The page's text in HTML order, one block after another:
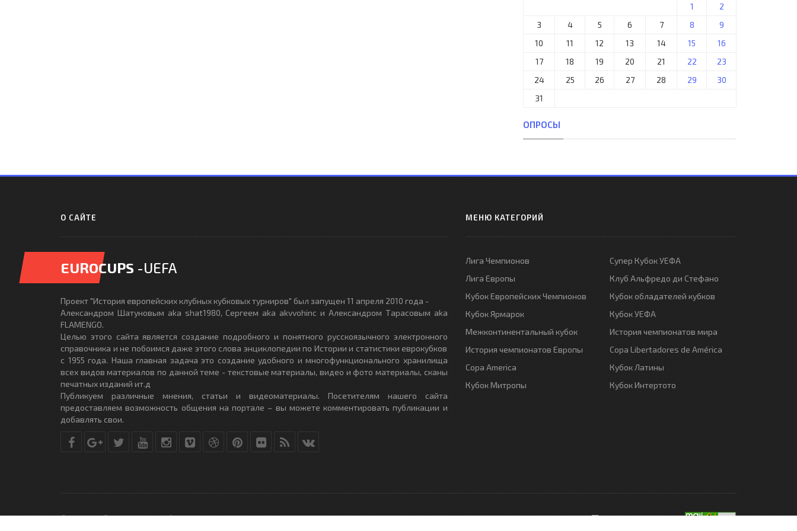
1
2
3
4 5 6 7 8
9
10
11 12 13 14 15
16
17
18 19 20 21 22
23
24
25 26 27 28 29
30
31
ОПРОСЫ
О САЙТЕ
EUROCUPS -UEFA
Проект "История европейских клубных кубковых турниров" был запущен 11 апреля 2010 года -
Александром Шатуновым aka shat1980, Сергеем aka akvvohinc и Александром Тарасовым aka
FLAMENGO.
Целью этого сайта является создание подробного и понятного русскоязычного электронного
справочника и не побоимся даже этого слова энциклопедии по Истории и статистики еврокубков
с 1955 года. Наша главная задача это создание удобного и многофункционального хранилища
всех видов материалов по данной теме - текстовые материалы, видео и фото материалы, сканы
печатных изданий ит.д
Публикуем различные мнения, статьи и видеоматериалы. Посетителям нашего сайта
предоставляем возможность общения на портале – вы можете комментировать публикации и
добавлять свои.
МЕНЮ КАТЕГОРИЙ
Лига Чемпионов
Лига Европы
Кубок Европейских Чемпионов
Кубок Ярмарок
Межконтинентальный кубок
История чемпионатов Европы
Copa America
Кубок Митропы
Супер Кубок УЕФА
Клуб Альфредо ди Стефано
Кубок обладателей кубков
Кубок УЕФА
История чемпионатов мира
Copa Libertadores de América
Кубок Латины
Кубок Интертото
© Copyright © 2010-2017. Разработано студиейDLE-THEME.RU- All Rights Reserved.